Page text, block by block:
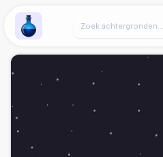
Wallpaper Alchemy